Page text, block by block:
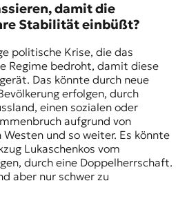
damit die
Stabilität einbüßt?
politische Krise, die das
Regime bedroht, damit diese
Das könnte durch neue
erfolgen, durch
einen sozialen oder
aufgrund von
und so weiter. Es könnte
Lukaschenkos vom
durch eine Doppelherrschaft.
aber nur schwer zu